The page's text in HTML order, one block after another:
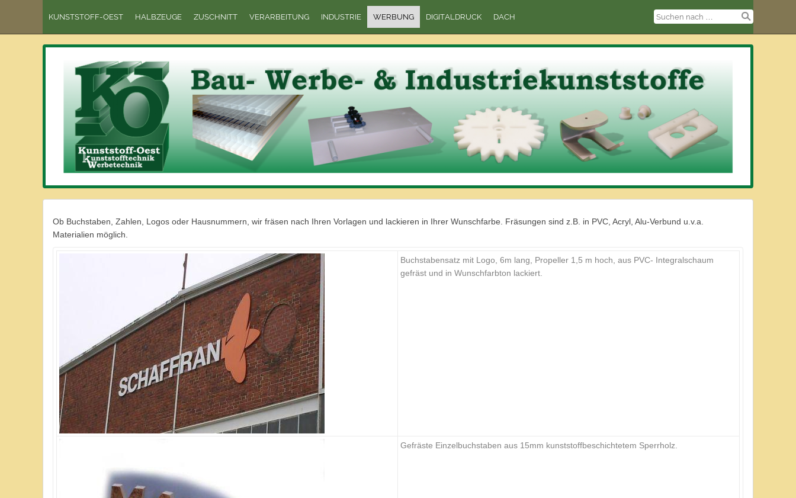
KUNSTSTOFF-OEST HALBZEUGE ZUSCHNITT VERARBEITUNG INDUSTRIE WERBUNG DIGITALDRUCK DACH
Ob Buchstaben, Zahlen, Logos oder Hausnummern, wir fräsen nach Ihren Vorlagen und lackieren in Ihrer Wunschfarbe. Fräsungen sind z.B. in PVC, Acryl, Alu-Verbund u.v.a.
Materialien möglich.
Buchstabensatz mit Logo, 6m lang, Propeller 1,5 m hoch, aus PVC- Integralschaum
gefräst und in Wunschfarbton lackiert.
Gefräste Einzelbuchstaben aus 15mm kunststoffbeschichtetem Sperrholz.